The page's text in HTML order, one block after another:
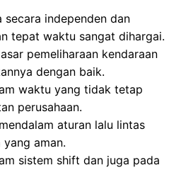
secara independen dan
tepat waktu sangat dihargai.
pemeliharaan kendaraan
dengan baik.
waktu yang tidak tetap
perusahaan.
aturan lalu lintas
aman.
sistem shift dan juga pada